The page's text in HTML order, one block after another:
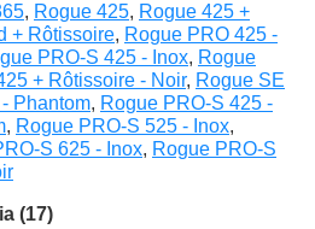
, Rogue 425, Rogue 425 +
+ Rôtissoire, Rogue PRO 425 -
PRO-S 425 - Inox, Rogue
+ Rôtissoire - Noir, Rogue SE
Phantom, Rogue PRO-S 425 -
, Rogue PRO-S 525 - Inox,
S 625 - Inox, Rogue PRO-S
(17)